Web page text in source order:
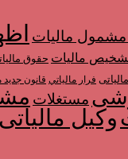
ماليات
مالیات حقوق
فرار مالياتي قانون جدید
مستغلات
وکیل مالیاتی